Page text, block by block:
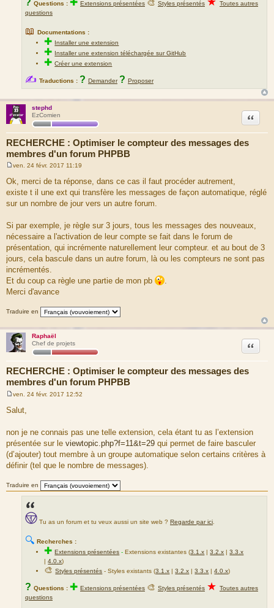
? Questions : ✚ Extensions présentées 🎨 Styles présentés
Toutes autres
questions
📖 Documentations :
✚ Installer une extension
✚ Installer une extension téléchargée sur GitHub
✚Créer une extension
✍ Traductions : ? Demander ? Proposer
stephd
EzComien
RECHERCHE : Optimiser le compteur des messages des
membres d'un forum PHPBB
Citation
e
s
s
a
g
ven. 24 févr. 2017 11:19
Ok, merci de ta réponse, dans ce cas il faut procéder autrement,
existe t il une ext qui transfère les messages de façon automatique, réglé
sur un nombre de jour vers un autre forum.
Si par exemple, je règle sur 3 jours, tous les messages des nouveaux,
nécessaire a l'activation de leur compte se fait dans le forum de
présentation, qui incrémente naturellement leur compteur. et au bout de 3
jours, cela bascule dans un autre forum, là ou les compteurs ne sont pas
incrémentés.
Et du coup ca règle une partie de mon pb
.
Merci d'avance
Traduire en
Raphaël
Chef de projets
RECHERCHE : Optimiser le compteur des messages des
membres d'un forum PHPBB
Citation
e
s
g
e
ven. 24 févr. 2017 12:52
Salut,
non je ne connais pas une telle extension, cela étant tu as l’extension
présentée sur le viewtopic.php?f=11&t=29 qui permet de faire basculer
(d’ajouter) tout membre à un groupe automatique selon certains critères à
définir (tel que le nombre de messages).
Traduire en
Tu as un forum et tu veux aussi un site web ? Regarde par ici.
🔍 Recherches :
✚Extensions présentées -Extensions existantes (3.1.x |3.2.x |3.3.x
|4.0.x)
🎨Styles présentés - Styles existants (3.1.x |3.2.x |3.3.x |4.0.x)
? Questions : ✚ Extensions présentées 🎨 Styles présentés ★ Toutes autres
questions